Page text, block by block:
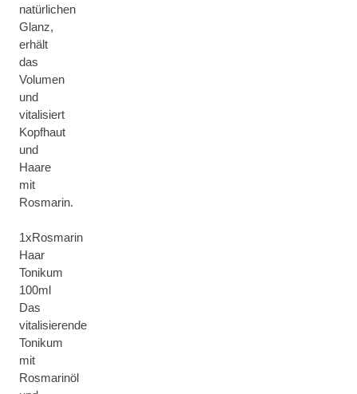
natürlichen
Glanz,
erhält
das
Volumen
und
vitalisiert
Kopfhaut
und
Haare
mit
Rosmarin.
1xRosmarin
Haar
Tonikum
100ml
Das
vitalisierende
Tonikum
mit
Rosmarinöl